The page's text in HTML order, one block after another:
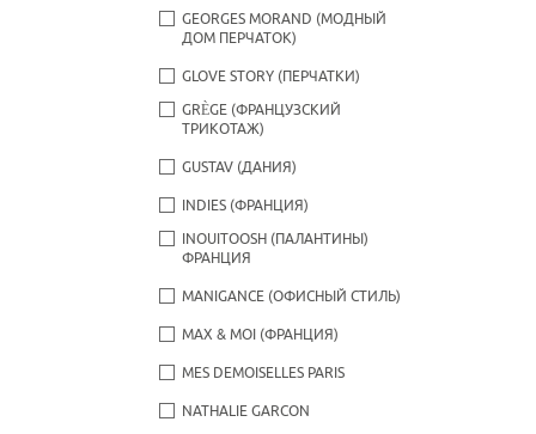
GEORGES MORAND (МОДНЫЙ
ДОМ ПЕРЧАТОК)
GLOVE STORY (ПЕРЧАТКИ)
GRÈGE (ФРАНЦУЗСКИЙ
ТРИКОТАЖ)
GUSTAV (ДАНИЯ)
INDIES (ФРАНЦИЯ)
INOUITOOSH (ПАЛАНТИНЫ)
ФРАНЦИЯ
MANIGANCE (ОФИСНЫЙ СТИЛЬ)
MAX & MOI (ФРАНЦИЯ)
MES DEMOISELLES PARIS
NATHALIE GARCON